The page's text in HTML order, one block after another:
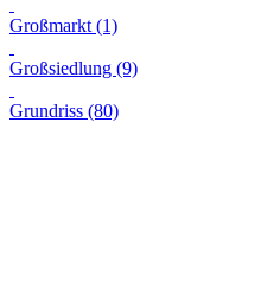
Großmarkt (1)
Großsiedlung (9)
Grundriss (80)